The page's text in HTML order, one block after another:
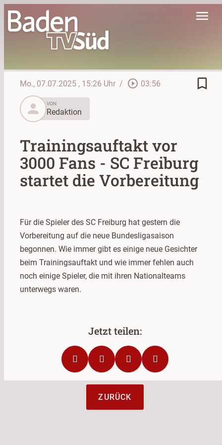
menu
Mo., 07.07.2025 , 15:26 Uhr / play_circle_outline 03:56
bookmark_border
person
VON
Redaktion
Trainingsauftakt vor
3000 Fans - SC Freiburg
startet die Vorbereitung
Für die Spieler des SC Freiburg hat gestern die
Vorbereitung auf die neue Bundesligasaison
begonnen. Wie immer gibt es einige neue Gesichter
beim Trainingsauftakt und wie immer fehlen auch
noch einige Spieler, die mit ihren Nationalteams
unterwegs waren.
ZURÜCK